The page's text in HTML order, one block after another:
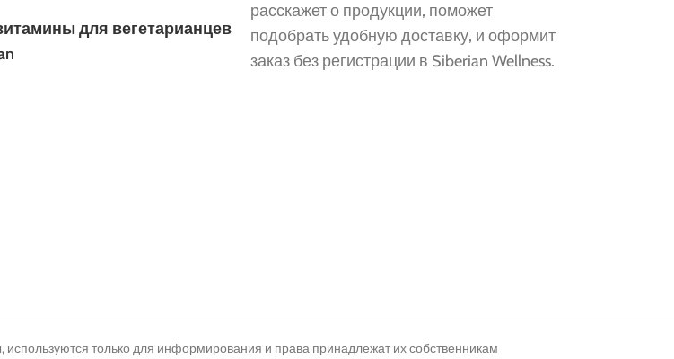
для вегетарианцев
расскажет о продукции, поможет
подобрать удобную доставку, и оформит
заказ без регистрации в Siberian Wellness.
только для информирования и права принадлежат их собственникам